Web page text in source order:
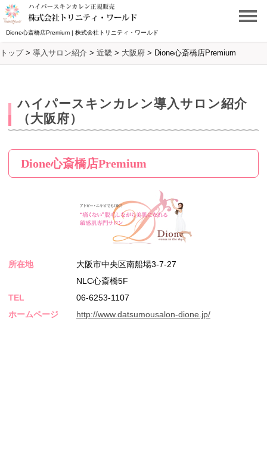
Dione心斎橋店Premium | 株式会社トリニティ・ワールド
トップ> 導入サロン紹介 > 近畿 > 大阪府 > Dione心斎橋店Premium
ハイパースキンカレン導入サロン紹介
（大阪府）
Dione心斎橋店Premium
所在地
大阪市中央区南船場3-7-27
NLC心斎橋5F
TEL
06-6253-1107
ホームページ
http://www.datsumousalon-dione.jp/